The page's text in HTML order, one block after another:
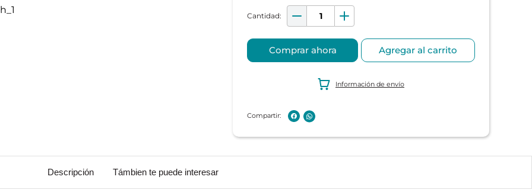
Comprar ahora Agregar al carrito
Información de envío
Descripción Támbien te puede interesar